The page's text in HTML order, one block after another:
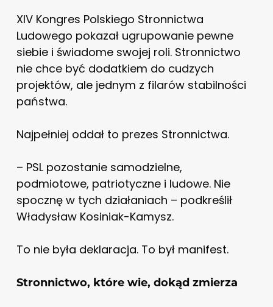
XIV Kongres Polskiego Stronnictwa
Ludowego pokazał ugrupowanie pewne
siebie i świadome swojej roli. Stronnictwo
nie chce być dodatkiem do cudzych
projektów, ale jednym z filarów stabilności
państwa.
Najpełniej oddał to prezes Stronnictwa.
– PSL pozostanie samodzielne,
podmiotowe, patriotyczne i ludowe. Nie
spocznę w tych działaniach – podkreślił
Władysław Kosiniak-Kamysz.
To nie była deklaracja. To był manifest.
Stronnictwo, które wie, dokąd zmierza